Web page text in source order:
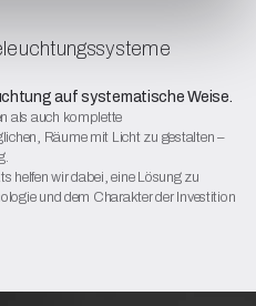
auf systematische Weise.
als auch komplette
Räume mit Licht zu gestalten –
helfen wir dabei, eine Lösung zu
und dem Charakter der Investition